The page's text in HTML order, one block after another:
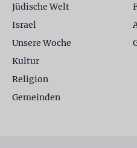
Jüdische Welt
Israel
Unsere Woche
Kultur
Religion
Gemeinden